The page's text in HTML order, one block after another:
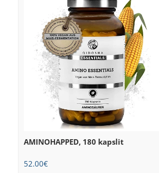
AMINOHAPPED, 180 kapslit
52.00€